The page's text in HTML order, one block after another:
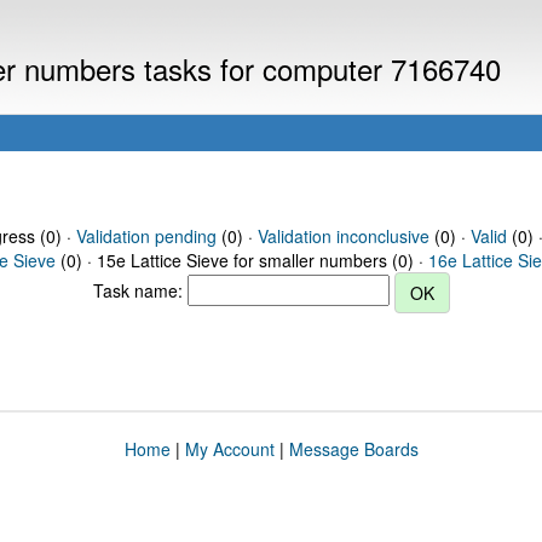
numbers tasks for computer 7166740
(0) · Validation pending (0) · Validation inconclusive(0) · Valid (0)
Sieve (0) · 15e Lattice Sieve for smaller numbers (0) · 16e Lattice
Task name:
Home| My Account| Message Boards